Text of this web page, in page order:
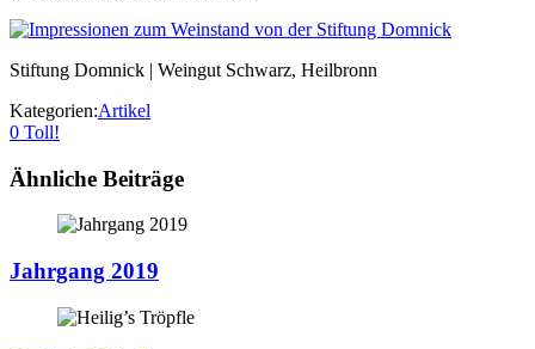
Stiftung Domnick | Weingut Schwarz, Heilbronn
Kategorien:Artikel
0 Toll!
Ähnliche Beiträge
Jahrgang 2019